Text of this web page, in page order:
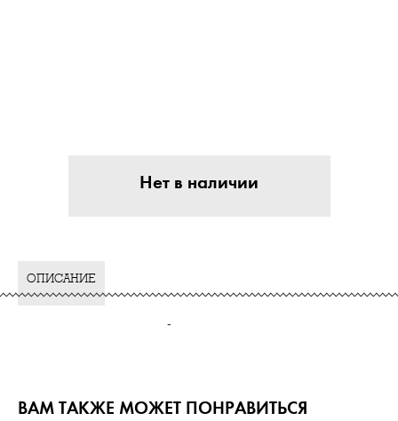
Нет в наличии
ОПИСАНИЕ
-
ВАМ ТАКЖЕ МОЖЕТ ПОНРАВИТЬСЯ